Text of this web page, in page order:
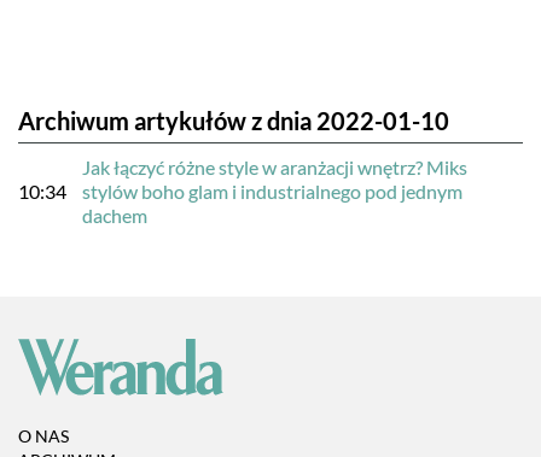
Archiwum artykułów z dnia 2022-01-10
10:34
Jak łączyć różne style w aranżacji wnętrz? Miks
stylów boho glam i industrialnego pod jednym
dachem
O NAS